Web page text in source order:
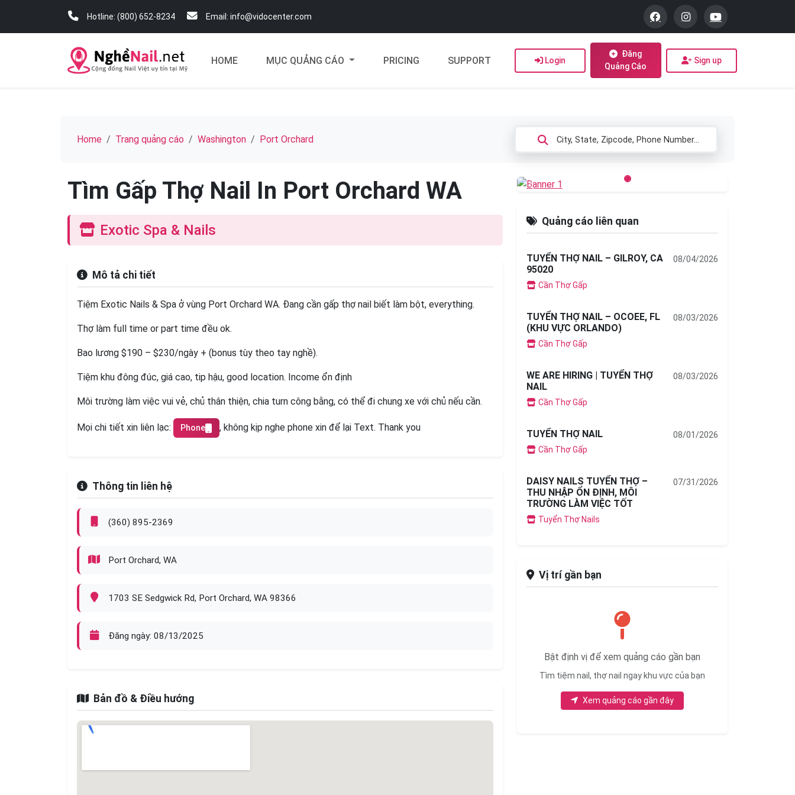
Hotline: (800) 652-8234 Email: info@vidocenter.com
HOME MỤC QUẢNG CÁO PRICING SUPPORT Login
Đăng
Quảng Cáo
Sign up
Home Trang quảng cáo Washington Port Orchard
Tìm Gấp Thợ Nail In Port Orchard WA
Exotic Spa & Nails
Mô tả chi tiết
Tiệm Exotic Nails & Spa ở vùng Port Orchard WA. Đang cần gấp thợ nail biết làm bột, everything.
Thợ làm full time or part time đều ok.
Bao lương $190 – $230/ngày + (bonus tùy theo tay nghề).
Tiệm khu đông đúc, giá cao, tip hậu, good location. Income ổn định
Môi trường làm việc vui vẻ, chủ thân thiện, chia turn công bằng, có thể đi chung xe với chủ nếu cần.
Mọi chi tiết xin liên lạc: Phone , không kịp nghe phone xin để lại Text. Thank you
Thông tin liên hệ
(360) 895-2369
Port Orchard, WA
1703 SE Sedgwick Rd, Port Orchard, WA 98366
Đăng ngày: 08/13/2025
Bản đồ & Điều hướng
Previous
Quảng cáo liên quan
TUYỂN THỢ NAIL – GILROY, CA
95020
Cần Thợ Gấp
08/04/2026
TUYỂN THỢ NAIL – OCOEE, FL
(KHU VỰC ORLANDO)
Cần Thợ Gấp
08/03/2026
WE ARE HIRING | TUYỂN THỢ
NAIL
Cần Thợ Gấp
08/03/2026
TUYỂN THỢ NAIL
Cần Thợ Gấp
08/01/2026
DAISY NAILS TUYỂN THỢ –
THU NHẬP ỔN ĐỊNH, MÔI
TRƯỜNG LÀM VIỆC TỐT
Tuyển Thợ Nails
07/31/2026
Vị trí gần bạn
Bật định vị để xem quảng cáo gần bạn
Tìm tiệm nail, thợ nail ngay khu vực của bạn
Xem quảng cáo gần đây